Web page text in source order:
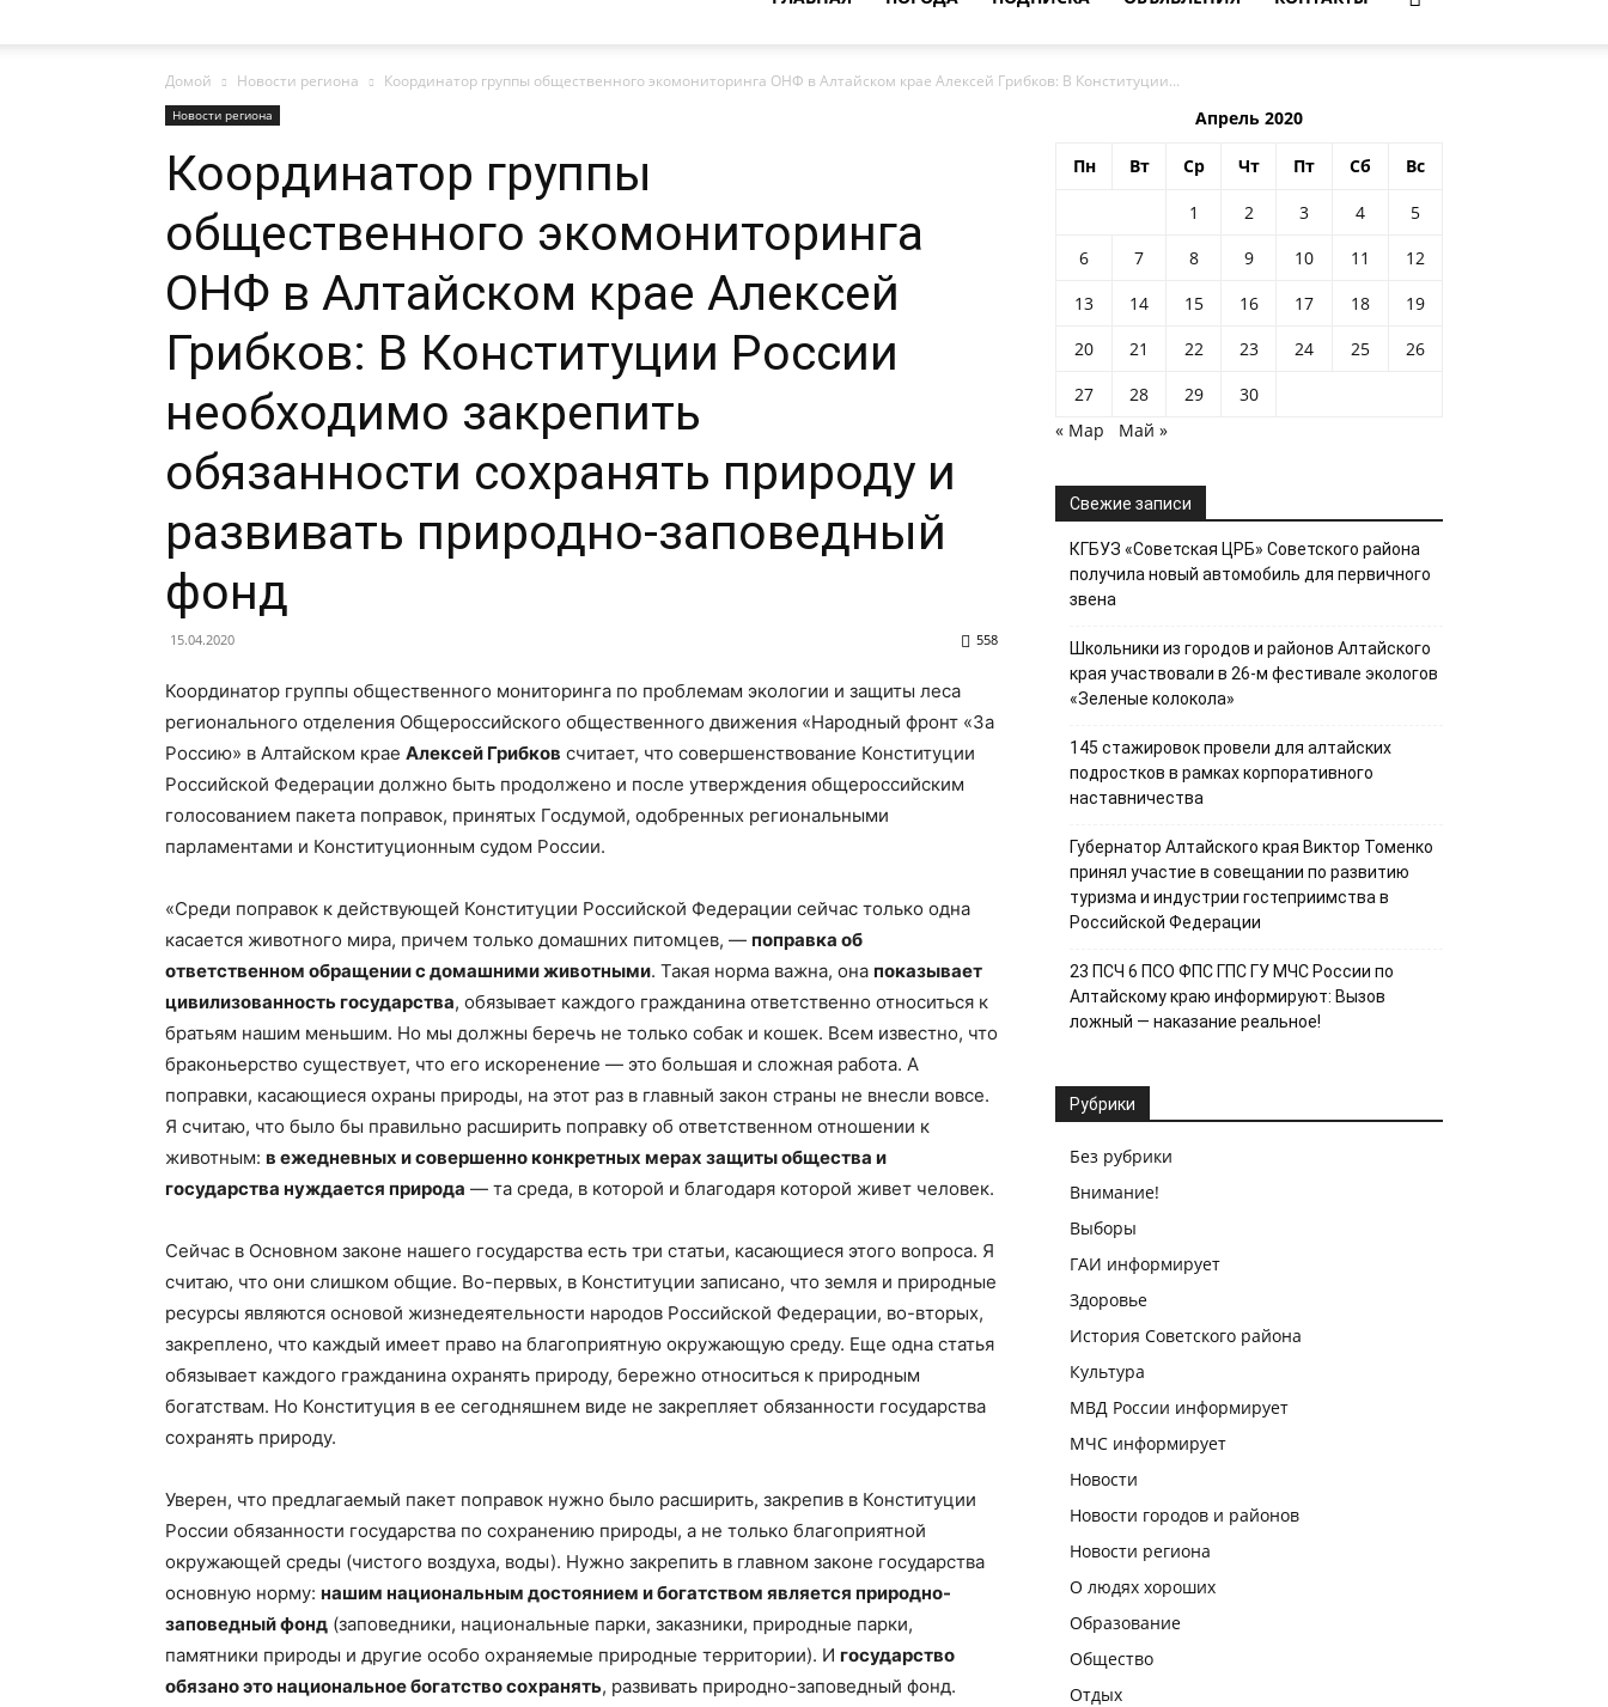
газеты
«Районные
вести»
|
Советский
район
края
Домой Новости региона Координатор группы общественного экомониторинга ОНФ в Алтайском крае Алексей Грибков: В Конституции...
Новости региона
Координатор группы
общественного экомониторинга
ОНФ в Алтайском крае Алексей
Грибков: В Конституции России
необходимо закрепить
обязанности сохранять природу и
развивать природно-заповедный
фонд
15.04.2020 558
Координатор группы общественного мониторинга по проблемам экологии и защиты леса
регионального отделения Общероссийского общественного движения «Народный фронт «За
Россию» в Алтайском крае Алексей Грибков считает, что совершенствование Конституции
Российской Федерации должно быть продолжено и после утверждения общероссийским
голосованием пакета поправок, принятых Госдумой, одобренных региональными
парламентами и Конституционным судом России.
«Среди поправок к действующей Конституции Российской Федерации сейчас только одна
касается животного мира, причем только домашних питомцев, — поправка об
ответственном обращении с домашними животными. Такая норма важна, она показывает
цивилизованность государства, обязывает каждого гражданина ответственно относиться к
братьям нашим меньшим. Но мы должны беречь не только собак и кошек. Всем известно, что
браконьерство существует, что его искоренение — это большая и сложная работа. А
поправки, касающиеся охраны природы, на этот раз в главный закон страны не внесли вовсе.
Я считаю, что было бы правильно расширить поправку об ответственном отношении к
животным: в ежедневных и совершенно конкретных мерах защиты общества и
государства нуждается природа — та среда, в которой и благодаря которой живет человек.
Сейчас в Основном законе нашего государства есть три статьи, касающиеся этого вопроса. Я
считаю, что они слишком общие. Во-первых, в Конституции записано, что земля и природные
ресурсы являются основой жизнедеятельности народов Российской Федерации, во-вторых,
закреплено, что каждый имеет право на благоприятную окружающую среду. Еще одна статья
обязывает каждого гражданина охранять природу, бережно относиться к природным
богатствам. Но Конституция в ее сегодняшнем виде не закрепляет обязанности государства
сохранять природу.
Уверен, что предлагаемый пакет поправок нужно было расширить, закрепив в Конституции
России обязанности государства по сохранению природы, а не только благоприятной
окружающей среды (чистого воздуха, воды). Нужно закрепить в главном законе государства
основную норму: нашим национальным достоянием и богатством является природно-
заповедный фонд (заповедники, национальные парки, заказники, природные парки,
памятники природы и другие особо охраняемые природные территории). И государство
обязано это национальное богатство сохранять, развивать природно-заповедный фонд.
Апрель 2020
Пн Вт Ср Чт Пт Сб Вс
1 2 3 4
5
6
7 8 9 10 11
12
13
14 15 16 17 18
19
20
21 22 23 24 25
26
27
28 29
30
« Мар
Май »
Свежие записи
КГБУЗ «Советская ЦРБ» Советского района
получила новый автомобиль для первичного
звена
Школьники из городов и районов Алтайского
края участвовали в 26-м фестивале экологов
«Зеленые колокола»
145 стажировок провели для алтайских
подростков в рамках корпоративного
наставничества
Губернатор Алтайского края Виктор Томенко
принял участие в совещании по развитию
туризма и индустрии гостеприимства в
Российской Федерации
23 ПСЧ 6 ПСО ФПС ГПС ГУ МЧС России по
Алтайскому краю информируют: Вызов
ложный — наказание реальное!
Рубрики
Без рубрики
Внимание!
Выборы
ГАИ информирует
Здоровье
История Советского района
Культура
МВД России информирует
МЧС информирует
Новости
Новости городов и районов
Новости региона
О людях хороших
Образование
Общество
Отдых